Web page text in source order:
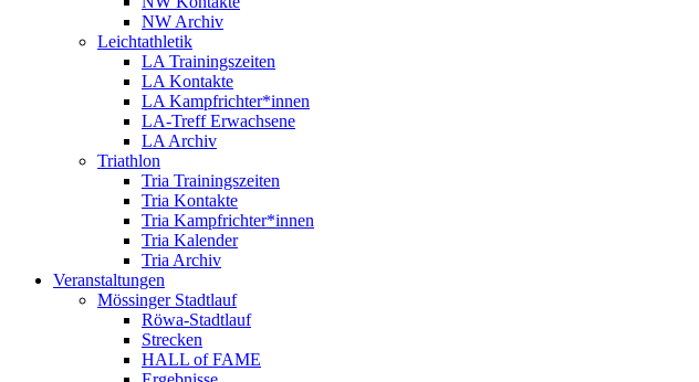
NW Archiv
Leichtathletik
LA Trainingszeiten
LA Kontakte
LA Kampfrichter*innen
LA-Treff Erwachsene
LA Archiv
Triathlon
Tria Trainingszeiten
Tria Kontakte
Tria Kampfrichter*innen
Tria Kalender
Tria Archiv
Veranstaltungen
Mössinger Stadtlauf
Röwa-Stadtlauf
Strecken
HALL of FAME